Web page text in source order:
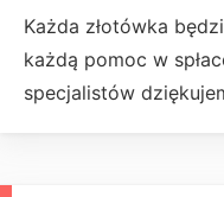
Każda złotówka
każdą pomoc w
specjalistów